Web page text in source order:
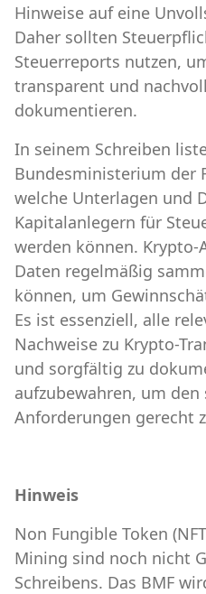
Hinweise auf eine
Daher sollten
Steuerreports nutzen,
transparent und
dokumentieren.
In seinem Schreiben
Bundesministerium der
welche Unterlagen und
Kapitalanlegern für
werden können.
Daten regelmäßig
können, um
Es ist essenziell, alle
Nachweise zu Krypto-
und sorgfältig zu
aufzubewahren, um
Anforderungen gerecht
Hinweis
Non Fungible Token
Mining sind noch nicht
Schreibens. Das BMF